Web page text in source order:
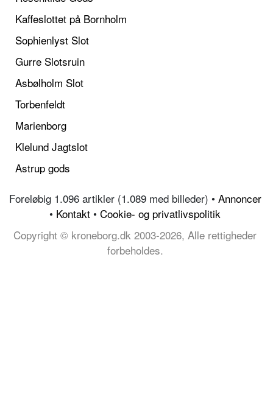
Kaffeslottet på Bornholm
Sophienlyst Slot
Gurre Slotsruin
Asbølholm Slot
Torbenfeldt
Marienborg
Klelund Jagtslot
Astrup gods
Foreløbig 1.096 artikler (1.089 med billeder) • Annoncer
• Kontakt • Cookie- og privatlivspolitik
Copyright © kroneborg.dk 2003-2026, Alle rettigheder
forbeholdes.